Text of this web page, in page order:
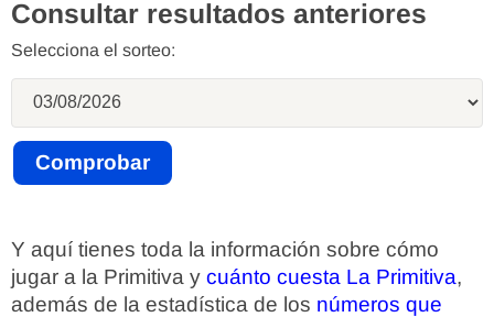
Consultar resultados anteriores
Selecciona el sorteo:
Y aquí tienes toda la información sobre cómo
jugar a la Primitiva y cuánto cuesta La Primitiva,
además de la estadística de los números que